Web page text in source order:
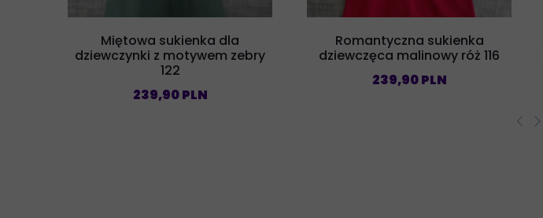
Miętowa sukienka dla
dziewczynki z motywem zebry
122
239,90 PLN
Romantyczna sukienka
dziewczęca malinowy róż 116
239,90 PLN